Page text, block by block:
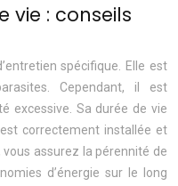
vie : conseils
spécifique. Elle est
Cependant, il est
excessive. Sa durée de vie
correctement installée et
assurez la pérennité de
d’énergie sur le long